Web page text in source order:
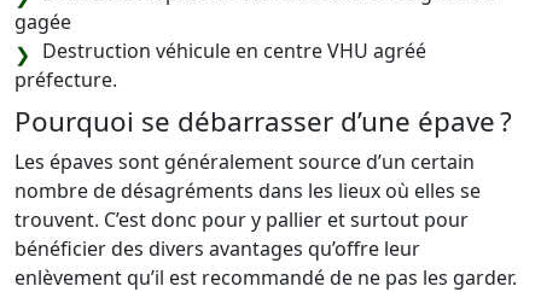
gagée
Destruction véhicule en centre VHU agréé
préfecture.
Pourquoi se débarrasser d’une épave ?
Les épaves sont généralement source d’un certain
nombre de désagréments dans les lieux où elles se
trouvent. C’est donc pour y pallier et surtout pour
bénéficier des divers avantages qu’offre leur
enlèvement qu’il est recommandé de ne pas les garder.